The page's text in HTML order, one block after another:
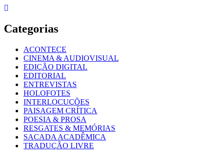
Skip
content
Categorias
ACONTECE
CINEMA & AUDIOVISUAL
EDIÇÃO DIGITAL
EDITORIAL
ENTREVISTAS
HOLOFOTES
INTERLOCUÇÕES
PAISAGEM CRÍTICA
POESIA & PROSA
RESGATES & MEMÓRIAS
SACADA ACADÊMICA
TRADUÇÃO LIVRE